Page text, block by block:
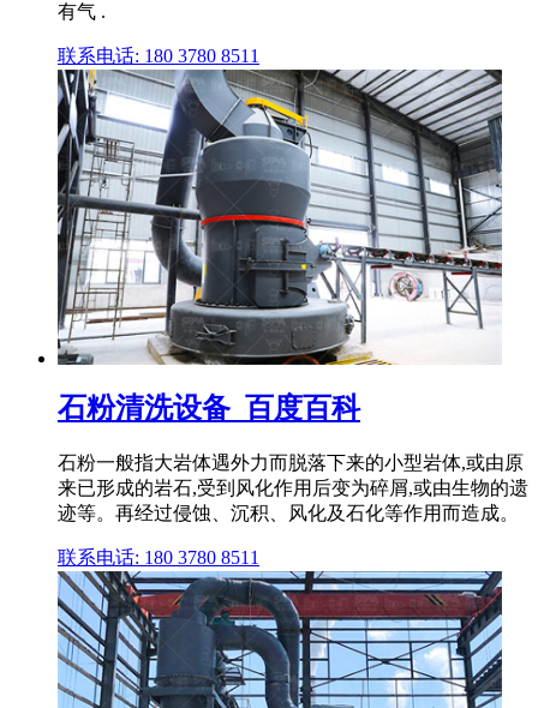
有气 .
联系电话: 180 3780 8511
石粉清洗设备_百度百科
石粉一般指大岩体遇外力而脱落下来的小型岩体,或由原
来已形成的岩石,受到风化作用后变为碎屑,或由生物的遗
迹等。再经过侵蚀、沉积、风化及石化等作用而造成。
联系电话: 180 3780 8511